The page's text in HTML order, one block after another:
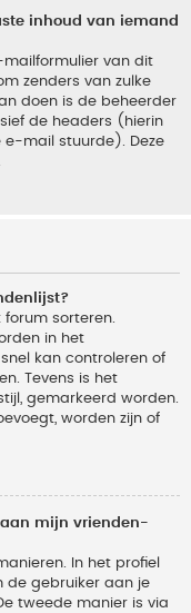
inhoud van iemand
van dit
zenders van zulke
doen is de beheerder
de headers (hierin
mail stuurde). Deze
sorteren.
in het
kan controleren of
Tevens is het
gemarkeerd worden.
worden zijn of
aan mijn vrienden-
In het profiel
de gebruiker aan je
tweede manier is via